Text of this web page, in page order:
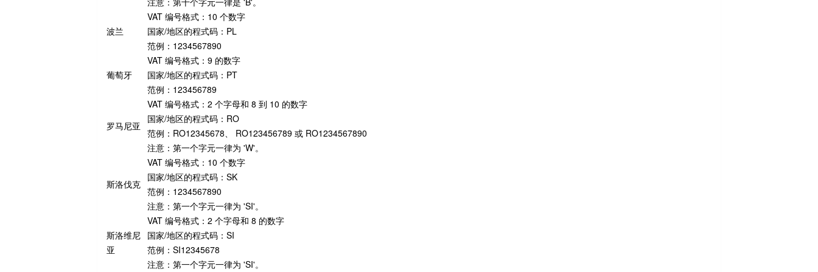
波兰
VAT 编号格式：10 个数字
国家/地区的程式码：PL
范例：1234567890
葡萄牙
VAT 编号格式：9 的数字
国家/地区的程式码：PT
范例：123456789
罗马尼亚
VAT 编号格式：2 个字母和 8 到 10 的数字
国家/地区的程式码：RO
范例：RO12345678、 RO123456789 或 RO1234567890
注意：第一个字元一律为 'W'。
斯洛伐克
VAT 编号格式：10 个数字
国家/地区的程式码：SK
范例：1234567890
注意：第一个字元一律为 'SI'。
斯洛维尼
亚
VAT 编号格式：2 个字母和 8 的数字
国家/地区的程式码：SI
范例：SI12345678
注意：第一个字元一律为 'SI'。